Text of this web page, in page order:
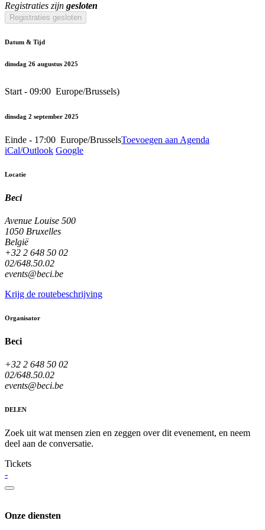
Registraties zijn gesloten
Registraties gesloten
Datum & Tijd
dinsdag 26 augustus 2025
Start - 09:00 Europe/Brussels)
dinsdag 2 september 2025
Einde - 17:00 Europe/BrusselsToevoegen aan Agenda
iCal/Outlook Google
Locatie
Beci
Avenue Louise 500
1050 Bruxelles
België
+32 2 648 50 02
02/648.50.02
events@beci.be
Krijg de routebeschrijving
Organisator
Beci
+32 2 648 50 02
02/648.50.02
events@beci.be
DELEN
Zoek uit wat mensen zien en zeggen over dit evenement, en neem
deel aan de conversatie.
Tickets
-
Onze diensten